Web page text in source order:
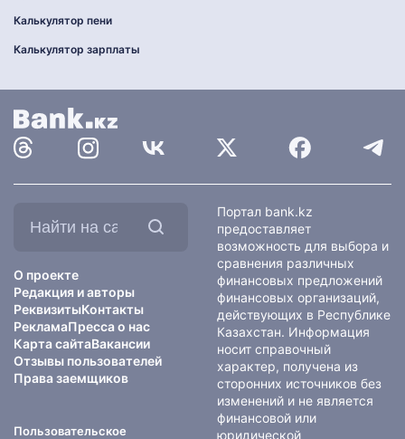
Калькулятор пени
Калькулятор зарплаты
О проекте
Редакция и авторы
РеквизитыКонтакты
РекламаПресса о нас
Карта сайтаВакансии
Отзывы пользователей
Права заемщиков
Пользовательское
Портал bank.kz
предоставляет
возможность для выбора и
сравнения различных
финансовых предложений
финансовых организаций,
действующих в Республике
Казахстан. Информация
носит справочный
характер, получена из
сторонних источников без
изменений и не является
финансовой или
юридической